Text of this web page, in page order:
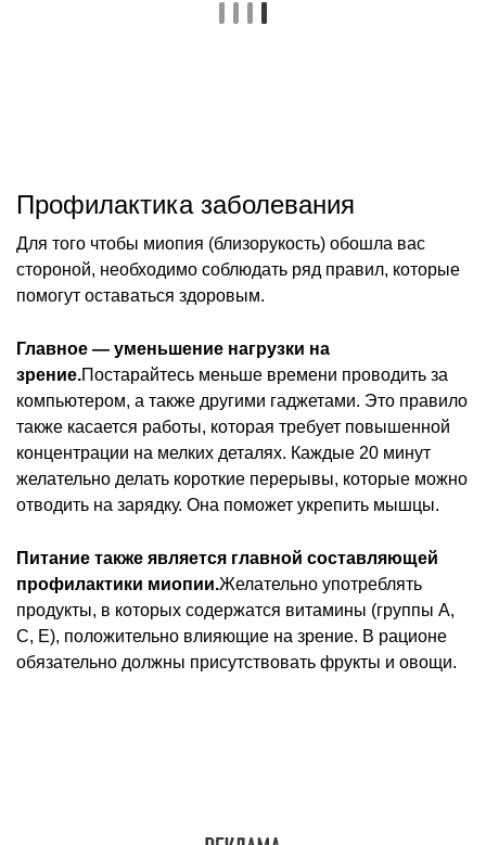
Профилактика заболевания
Для того чтобы миопия (близорукость) обошла вас
стороной, необходимо соблюдать ряд правил, которые
помогут оставаться здоровым.
Главное — уменьшение нагрузки на
зрение.Постарайтесь меньше времени проводить за
компьютером, а также другими гаджетами. Это правило
также касается работы, которая требует повышенной
концентрации на мелких деталях. Каждые 20 минут
желательно делать короткие перерывы, которые можно
отводить на зарядку. Она поможет укрепить мышцы.
Питание также является главной составляющей
профилактики миопии.Желательно употреблять
продукты, в которых содержатся витамины (группы А,
C, Е), положительно влияющие на зрение. В рационе
обязательно должны присутствовать фрукты и овощи.